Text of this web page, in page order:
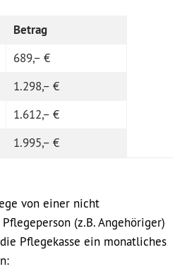
Betrag
689,– €
1.298,– €
1.612,– €
1.995,– €
von einer nicht
(z.B. Angehöriger)
Pflegekasse ein monatliches